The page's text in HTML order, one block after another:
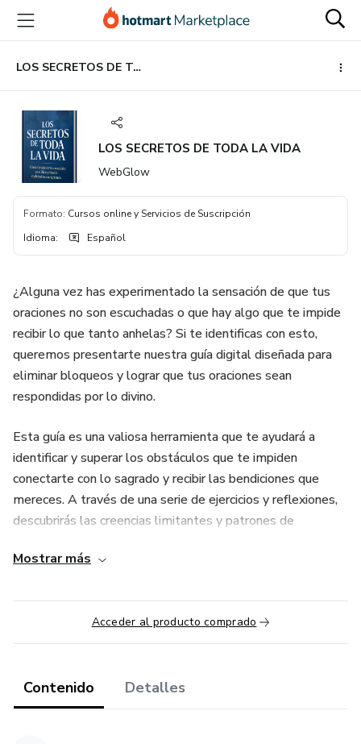
principal
página
de
página
LOS SECRETOS DE TODA LA VIDA
LOS SECRETOS DE TODA LA VIDA
WebGlow
Formato: Cursos online y Servicios de Suscripción
Idioma: Español
¿Alguna vez has experimentado la sensación de que tus
oraciones no son escuchadas o que hay algo que te impide
recibir lo que tanto anhelas? Si te identificas con esto,
queremos presentarte nuestra guía digital diseñada para
eliminar bloqueos y lograr que tus oraciones sean
respondidas por lo divino.
Esta guía es una valiosa herramienta que te ayudará a
identificar y superar los obstáculos que te impiden
conectarte con lo sagrado y recibir las bendiciones que
mereces. A través de una serie de ejercicios y reflexiones,
descubrirás las creencias limitantes y patrones de
transformarlos en pensamientos positivos y en sintonía
No importa cuál sea tu religión o creencia, esta guía está
diseñada para brindarte apoyo. Si estás listo para dejar
confianza y la gratitud, ¡esta guía es la herramienta que
estabas buscando! Descárgala ahora mismo y comienza a
Mostrar más
Acceder al producto comprado
Contenido Detalles